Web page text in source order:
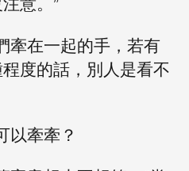
牽在一起的手，若有
度的話，別人是看不
以牽牽？